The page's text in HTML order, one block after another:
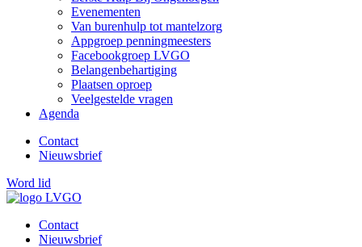
Evenementen
Van burenhulp tot mantelzorg
Appgroep penningmeesters
Facebookgroep LVGO
Belangenbehartiging
Plaatsen oproep
Veelgestelde vragen
Agenda
Contact
Nieuwsbrief
Word lid
Contact
Nieuwsbrief